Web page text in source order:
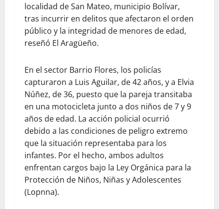
localidad de San Mateo, municipio Bolívar,
tras incurrir en delitos que afectaron el orden
público y la integridad de menores de edad,
reseñó El Aragüeño.
En el sector Barrio Flores, los policías
capturaron a Luis Aguilar, de 42 años, y a Elvia
Núñez, de 36, puesto que la pareja transitaba
en una motocicleta junto a dos niños de 7 y 9
años de edad. La acción policial ocurrió
debido a las condiciones de peligro extremo
que la situación representaba para los
infantes. Por el hecho, ambos adultos
enfrentan cargos bajo la Ley Orgánica para la
Protección de Niños, Niñas y Adolescentes
(Lopnna).